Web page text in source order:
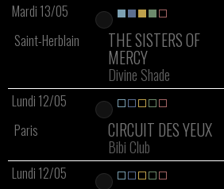
Mardi 13/05
Saint-Herblain
THE SISTERS OF
MERCY
Divine Shade
Lundi 12/05
Paris
CIRCUIT DES YEUX
Bibi Club
Lundi 12/05